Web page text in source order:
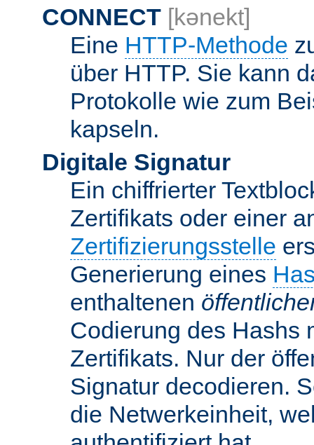
CONNECT [kənekt]
Eine HTTP-Methode
über HTTP. Sie kann
Protokolle wie zum
kapseln.
Digitale Signatur
Ein chiffrierter
Zertifikats oder einer
Zertifizierungsstelle
Generierung eines
enthaltenen
Codierung des Hashs
Zertifikats. Nur der
Signatur decodieren.
die Netwerkeinheit,